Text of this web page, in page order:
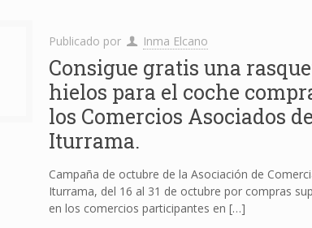
Publicado por Inma Elcano
Consigue gratis una
hielos para el coche
los Comercios Asociados de
Iturrama.
Campaña de octubre de la Asociación de
Iturrama, del 16 al 31 de octubre por compras
en los comercios participantes en […]